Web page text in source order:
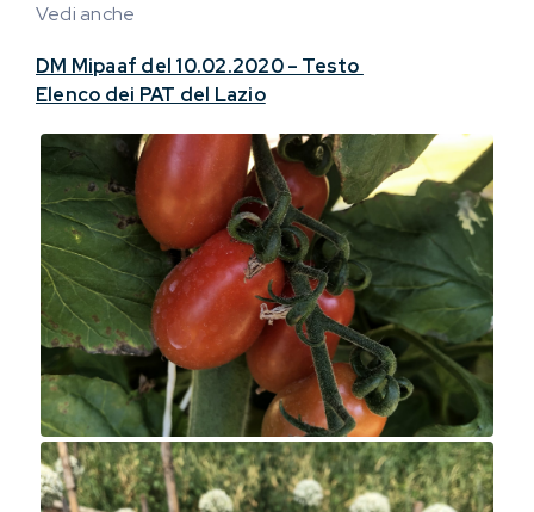
Vedi anche
DM Mipaaf del 10.02.2020 – Testo
Elenco dei PAT del Lazio